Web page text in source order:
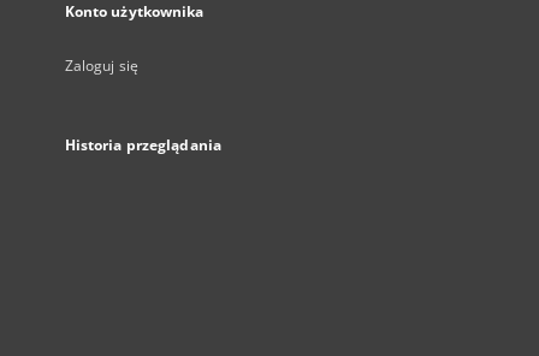
Konto użytkownika
Zaloguj się
Historia przeglądania